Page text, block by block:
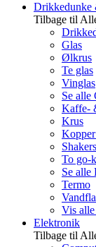
Drikkedunke
Tilbage til
Glas
Ølkrus
Te glas
Vinglas
Se alle
Kaffe-
Krus
Shakers
To go-
Se
Termo
Vis
Elektronik
Tilbage til